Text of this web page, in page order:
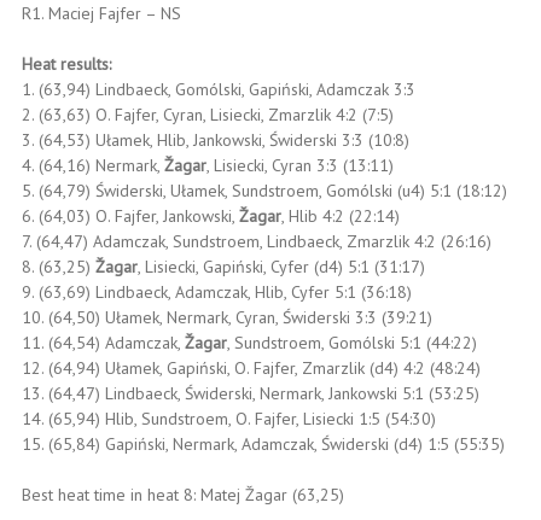
R1. Maciej Fajfer – NS
Heat results:
1. (63,94) Lindbaeck, Gomólski, Gapiński, Adamczak 3:3
2. (63,63) O. Fajfer, Cyran, Lisiecki, Zmarzlik 4:2 (7:5)
3. (64,53) Ułamek, Hlib, Jankowski, Świderski 3:3 (10:8)
4. (64,16) Nermark, Žagar, Lisiecki, Cyran 3:3 (13:11)
5. (64,79) Świderski, Ułamek, Sundstroem, Gomólski (u4) 5:1 (18:12)
6. (64,03) O. Fajfer, Jankowski, Žagar, Hlib 4:2 (22:14)
7. (64,47) Adamczak, Sundstroem, Lindbaeck, Zmarzlik 4:2 (26:16)
8. (63,25) Žagar, Lisiecki, Gapiński, Cyfer (d4) 5:1 (31:17)
9. (63,69) Lindbaeck, Adamczak, Hlib, Cyfer 5:1 (36:18)
10. (64,50) Ułamek, Nermark, Cyran, Świderski 3:3 (39:21)
11. (64,54) Adamczak, Žagar, Sundstroem, Gomólski 5:1 (44:22)
12. (64,94) Ułamek, Gapiński, O. Fajfer, Zmarzlik (d4) 4:2 (48:24)
13. (64,47) Lindbaeck, Świderski, Nermark, Jankowski 5:1 (53:25)
14. (65,94) Hlib, Sundstroem, O. Fajfer, Lisiecki 1:5 (54:30)
15. (65,84) Gapiński, Nermark, Adamczak, Świderski (d4) 1:5 (55:35)
Best heat time in heat 8: Matej Žagar (63,25)